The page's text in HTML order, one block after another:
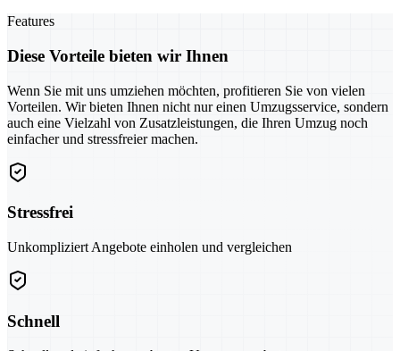
Features
Diese Vorteile bieten wir Ihnen
Wenn Sie mit uns umziehen möchten, profitieren Sie von vielen
Vorteilen. Wir bieten Ihnen nicht nur einen Umzugsservice, sondern
auch eine Vielzahl von Zusatzleistungen, die Ihren Umzug noch
einfacher und stressfreier machen.
Stressfrei
Unkompliziert Angebote einholen und vergleichen
Schnell